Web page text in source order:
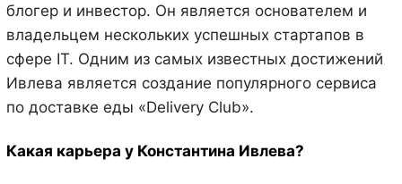
блогер и инвестор. Он является основателем и
владельцем нескольких успешных стартапов в
сфере IT. Одним из самых известных достижений
Ивлева является создание популярного сервиса
по доставке еды «Delivery Club».
Какая карьера у Константина Ивлева?